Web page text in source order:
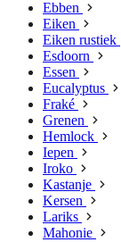
Ebben
Eiken
Eiken rustiek
Esdoorn
Essen
Eucalyptus
Fraké
Grenen
Hemlock
Iepen
Iroko
Kastanje
Kersen
Lariks
Mahonie